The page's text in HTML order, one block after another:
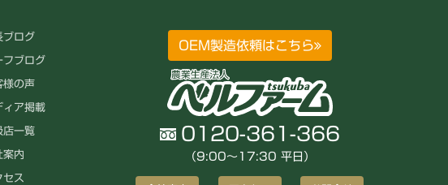
ブログ
フブログ
様の声
ィア掲載
店一覧
案内
セス
OEM製造依頼はこちら
0120-361-366
（9:00〜17:30 平日）